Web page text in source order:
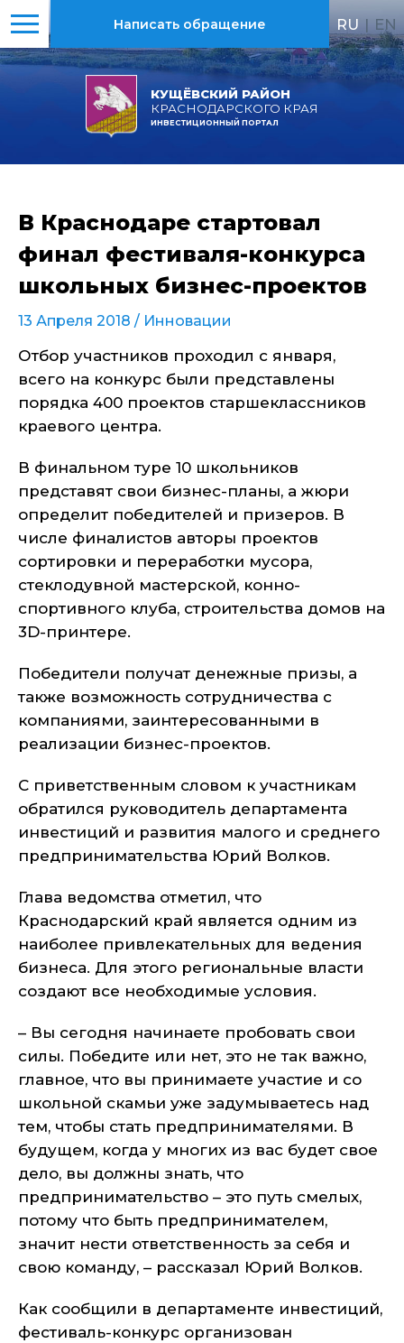
КУЩЁВСКИЙ РАЙОН
КРАСНОДАРСКОГО КРАЯ
ИНВЕСТИЦИОННЫЙ ПОРТАЛ
Написать обращение RU | EN
В Краснодаре стартовал
финал фестиваля-конкурса
школьных бизнес-проектов
13 Апреля 2018 / Инновации
Отбор участников проходил с января,
всего на конкурс были представлены
порядка 400 проектов старшеклассников
краевого центра.
В финальном туре 10 школьников
представят свои бизнес-планы, а жюри
определит победителей и призеров. В
числе финалистов авторы проектов
сортировки и переработки мусора,
стеклодувной мастерской, конно-
спортивного клуба, строительства домов на
3D-принтере.
Победители получат денежные призы, а
также возможность сотрудничества с
компаниями, заинтересованными в
реализации бизнес-проектов.
С приветственным словом к участникам
обратился руководитель департамента
инвестиций и развития малого и среднего
предпринимательства Юрий Волков.
Глава ведомства отметил, что
Краснодарский край является одним из
наиболее привлекательных для ведения
бизнеса. Для этого региональные власти
создают все необходимые условия.
– Вы сегодня начинаете пробовать свои
силы. Победите или нет, это не так важно,
главное, что вы принимаете участие и со
школьной скамьи уже задумываетесь над
тем, чтобы стать предпринимателями. В
будущем, когда у многих из вас будет свое
дело, вы должны знать, что
предпринимательство – это путь смелых,
потому что быть предпринимателем,
значит нести ответственность за себя и
свою команду, – рассказал Юрий Волков.
Как сообщили в департаменте инвестиций,
фестиваль-конкурс организован